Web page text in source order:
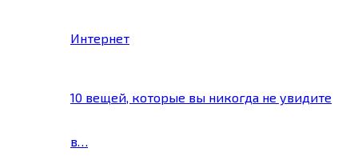
Интернет
10 вещей, которые вы никогда не увидите
в…